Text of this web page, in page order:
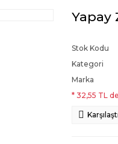
Yapay
Stok Kodu
Kategori
Marka
* 32,55 TL